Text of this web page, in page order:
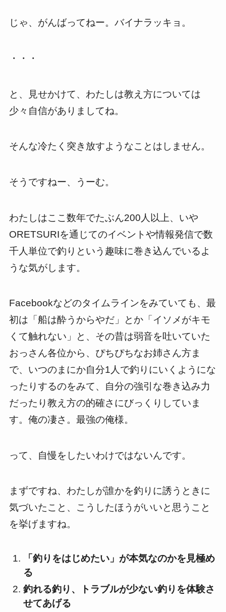
じゃ、がんばってねー。バイナラッキョ。
・・・
と、見せかけて、わたしは教え方については
少々自信がありましてね。
そんな冷たく突き放すようなことはしません。
そうですねー、うーむ。
わたしはここ数年でたぶん200人以上、いや
ORETSURIを通じてのイベントや情報発信で数
千人単位で釣りという趣味に巻き込んでいるよ
うな気がします。
Facebookなどのタイムラインをみていても、最
初は「船は酔うからやだ」とか「イソメがキモ
くて触れない」と、その昔は弱音を吐いていた
おっさん各位から、ぴちぴちなお姉さん方ま
で、いつのまにか自分1人で釣りにいくようにな
ったりするのをみて、自分の強引な巻き込み力
だったり教え方の的確さにびっくりしていま
す。俺の凄さ。最強の俺様。
って、自慢をしたいわけではないんです。
まずですね、わたしが誰かを釣りに誘うときに
気づいたこと、こうしたほうがいいと思うこと
を挙げますね。
「釣りをはじめたい」が本気なのかを見極め
る
釣れる釣り、トラブルが少ない釣りを体験さ
せてあげる